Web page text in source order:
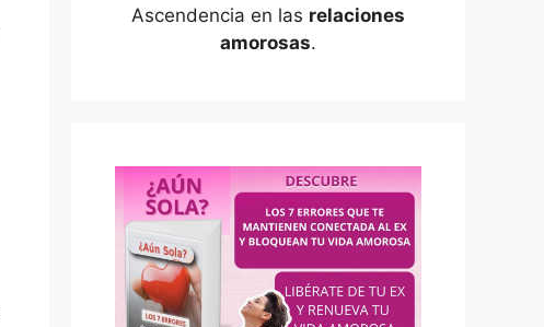
Ascendencia en las relaciones
amorosas.